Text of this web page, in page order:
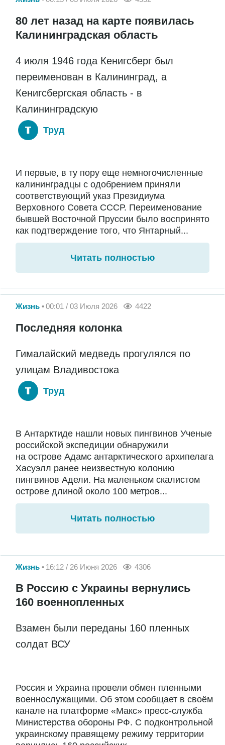
80 лет назад на карте появилась
Калининградская область
4 июля 1946 года Кенигсберг был
переименован в Калининград, а
Кенигсбергская область - в
Калининградскую
Труд
И первые, в ту пору еще немногочисленные
калининградцы с одобрением приняли
соответствующий указ Президиума
Верховного Совета СССР. Переименование
бывшей Восточной Пруссии было воспринято
как подтверждение того, что Янтарный...
Читать полностью
Жизнь 00:01 / 03 Июля 2026 4422
Последняя колонка
Гималайский медведь прогулялся по
улицам Владивостока
Труд
В Антарктиде нашли новых пингвинов Ученые
российской экспедиции обнаружили
на острове Адамс антарктического архипелага
Хасуэлл ранее неизвестную колонию
пингвинов Адели. На маленьком скалистом
острове длиной около 100 метров...
Читать полностью
Жизнь 16:12 / 26 Июня 2026 4306
В Россию с Украины вернулись
160 военнопленных
Взамен были переданы 160 пленных
солдат ВСУ
Россия и Украина провели обмен пленными
военнослужащими. Об этом сообщает в своём
канале на платформе «Макс» пресс-служба
Министерства обороны РФ. С подконтрольной
украинскому правящему режиму территории